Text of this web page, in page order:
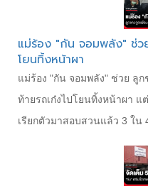
แม่ร้อง "กัน จอมพลัง" ช่ว
โยนทิ้งหน้าผา
แม่ร้อง "กัน จอมพลัง" ช่วย ลู
ท้ายรถเก๋งไปโยนทิ้งหน้าผา แ
เรียกตัวมาสอบสวนแล้ว 3 ใ